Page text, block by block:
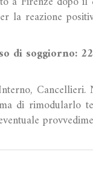
la reazione
di soggiorno:
di rimodularlo